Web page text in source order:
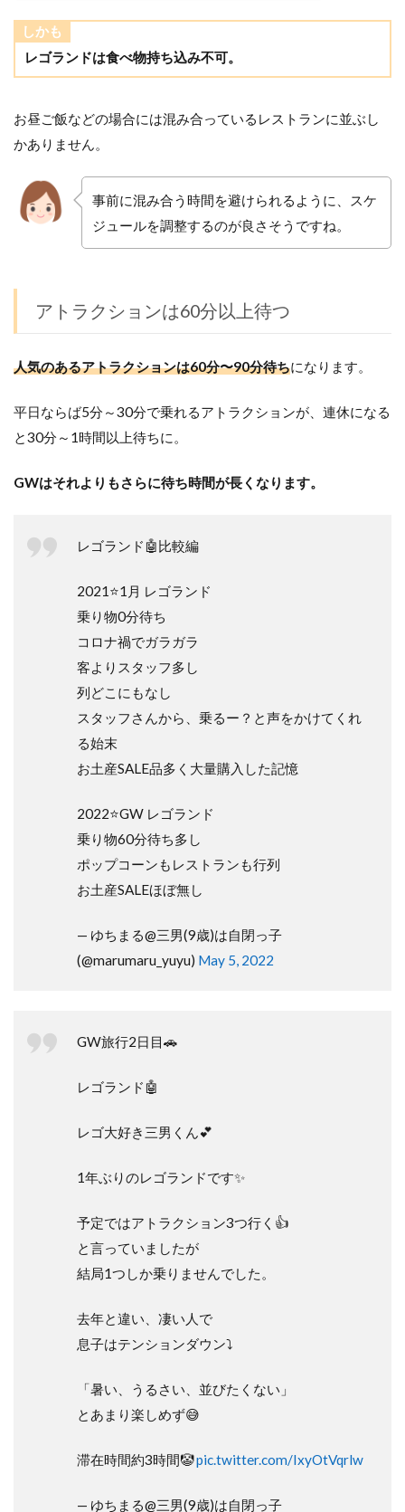
しかも
レゴランドは食べ物持ち込み不可。
お昼ご飯などの場合には混み合っているレストランに並ぶし
かありません。
事前に混み合う時間を避けられるように、スケ
ジュールを調整するのが良さそうですね。
アトラクションは60分以上待つ
人気のあるアトラクションは60分〜90分待ちになります。
平日ならば5分～30分で乗れるアトラクションが、連休になる
と30分～1時間以上待ちに。
GWはそれよりもさらに待ち時間が長くなります。
レゴランド🤖比較編
2021⭐️1月 レゴランド
乗り物0分待ち
コロナ禍でガラガラ
客よりスタッフ多し
列どこにもなし
スタッフさんから、乗るー？と声をかけてくれ
る始末
お土産SALE品多く大量購入した記憶
2022⭐️GW レゴランド
乗り物60分待ち多し
ポップコーンもレストランも行列
お土産SALEほぼ無し
— ゆちまる@三男(9歳)は自閉っ子
(@marumaru_yuyu) May 5, 2022
GW旅行2日目🚗
レゴランド🤖
レゴ大好き三男くん💕
1年ぶりのレゴランドです✨
予定ではアトラクション3つ行く👍
と言っていましたが
結局1つしか乗りませんでした。
去年と違い、凄い人で
息子はテンションダウン⤵︎
「暑い、うるさい、並びたくない」
とあまり楽しめず😅
滞在時間約3時間🤡pic.twitter.com/IxyOtVqrlw
— ゆちまる@三男(9歳)は自閉っ子